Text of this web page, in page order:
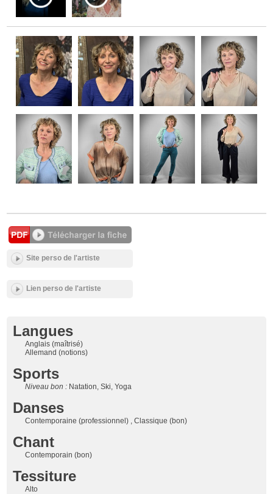
Langues
Anglais (maîtrisé)
Allemand (notions)
Sports
Niveau bon : Natation, Ski, Yoga
Danses
Contemporaine (professionnel) , Classique (bon)
Chant
Contemporain (bon)
Tessiture
Alto
Site perso de l'artiste
Lien perso de l'artiste